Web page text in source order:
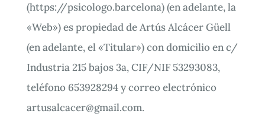
(https://psicologo.barcelona) (en adelante, la
«Web») es propiedad de Artús Alcácer Güell
(en adelante, el «Titular») con domicilio en c/
Industria 215 bajos 3a, CIF/NIF 53293083,
teléfono 653928294 y correo electrónico
artusalcacer@gmail.com.